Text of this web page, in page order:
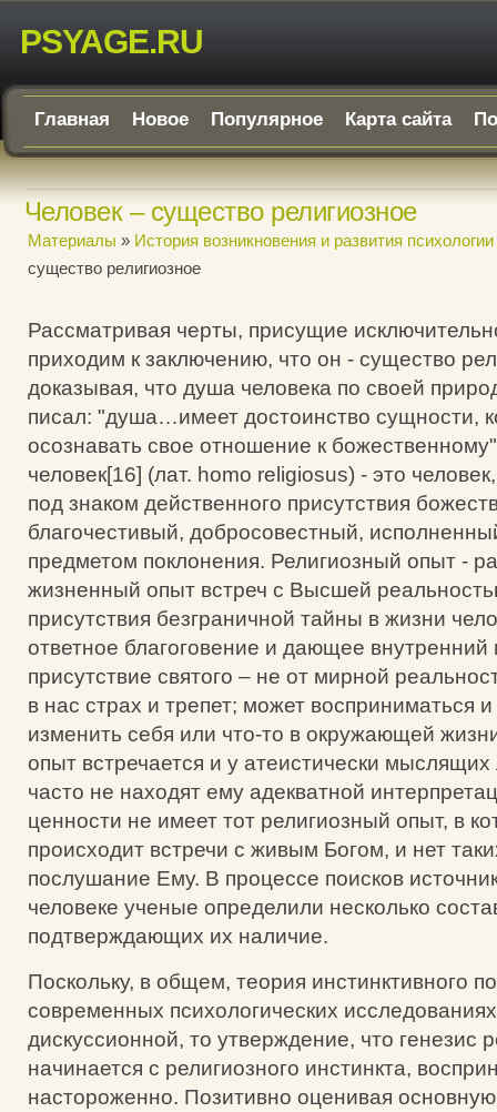
PSYAGE.RU
Главная Новое Популярное Карта сайта
Человек – существо религиозное
Материалы » История возникновения и развития психологии
существо религиозное
Рассматривая черты, присущие
приходим к заключению, что он - существо
доказывая, что душа человека по своей
писал: "душа…имеет достоинство сущности,
осознавать свое отношение к
человек[16] (лат. homo religiosus) - это
под знаком действенного присутствия
благочестивый, добросовестный,
предметом поклонения. Религиозный опыт -
жизненный опыт встреч с Высшей
присутствия безграничной тайны в жизни
ответное благоговение и дающее
присутствие святого – не от мирной
в нас страх и трепет; может восприниматься и
изменить себя или что-то в окружающей
опыт встречается и у атеистически
часто не находят ему адекватной
ценности не имеет тот религиозный опыт, в
происходит встречи с живым Богом, и нет
послушание Ему. В процессе поисков
человеке ученые определили несколько
подтверждающих их наличие.
Поскольку, в общем, теория инстинктивного
современных психологических
дискуссионной, то утверждение, что генезис
начинается с религиозного инстинкта,
настороженно. Позитивно оценивая